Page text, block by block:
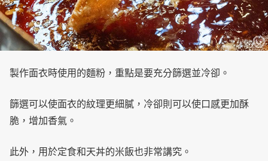
製作面衣時使用的麵粉，重點是要充分篩選並冷卻。
篩選可以使面衣的紋理更細膩，冷卻則可以使口感更加酥
脆，增加香氣。
此外，用於定食和天丼的米飯也非常講究。